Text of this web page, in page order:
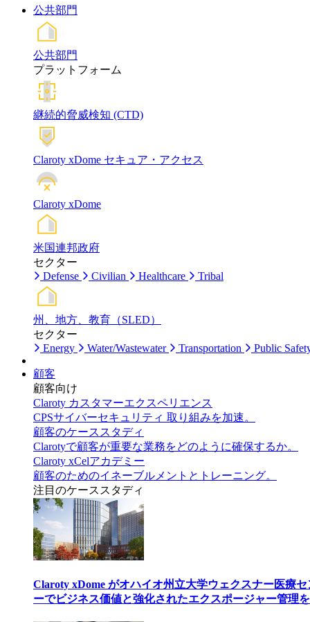
公共部門
公共部門
プラットフォーム
継続的脅威検知 (CTD)
Claroty xDome セキュア・アクセス
Claroty xDome
米国連邦政府
セクター
Defense
Civilian Healthcare Tribal
州、地方、教育（SLED）
セクター
Energy
Water/Wastewater Transportation Public
顧客
顧客向け
Claroty カスタマーエクスペリエンス
CPSサイバーセキュリティ 取り組みを加速。
顧客のケーススタディ
Clarotyで顧客が重要な業務をどのように確保するか。
Claroty xCelアカデミー
顧客のためのイネーブルメントとトレーニング。
注目のケーススタディ
Claroty xDome がオハイオ州立大学ウェクスナー医療セ
ーでビジネス価値と強化されたエクスポージャー管理